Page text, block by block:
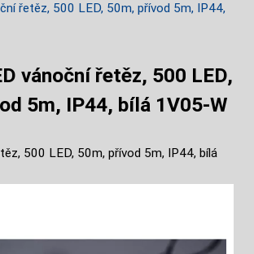
řetěz, 500 LED, 50m, přívod 5m, IP44,
vánoční řetěz, 500 LED,
5m, IP44, bílá 1V05-W
500 LED, 50m, přívod 5m, IP44, bílá